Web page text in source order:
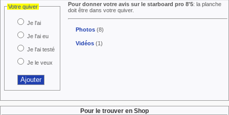
Votre quiver
Je l'ai
Je l'ai eu
Je l'ai testé
Je le veux
Pour donner votre avis sur le starboard pro 8'5: la planche
doit être dans votre quiver.
Photos (8)
Vidéos (1)
Pour le trouver en Shop